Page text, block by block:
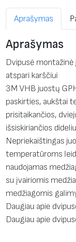
Aprašymas
Aprašymas
Dvipusė
atspari karščiui
3M VHB juostų
paskirties, aukštai
prisitaikančios,
išsiskiriančios
Nepriekaištingas
temperatūroms
naudojamas
su įvairiomis
medžiagomis
Daugiau apie
Daugiau apie